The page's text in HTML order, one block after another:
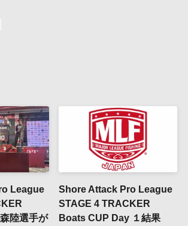
League
陸選手が
Shore Attack Pro League
STAGE 4 TRACKER
Boats CUP Day １結果